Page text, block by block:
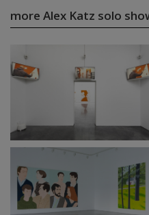
more Alex Katz solo